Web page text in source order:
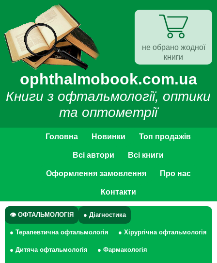
ophthalmobook.com.ua
Книги з офтальмології, оптики
та оптометрії
Головна Новинки Топ продажів
Всі автори Всі книги
Оформлення замовлення Про нас
Контакти
👁 ОФТАЛЬМОЛОГІЯ ● Діагностика
● Терапевтична офтальмологія ● Хірургічна офтальмологія
● Дитяча офтальмологія ● Фармакологія
не обрано жодної
книги